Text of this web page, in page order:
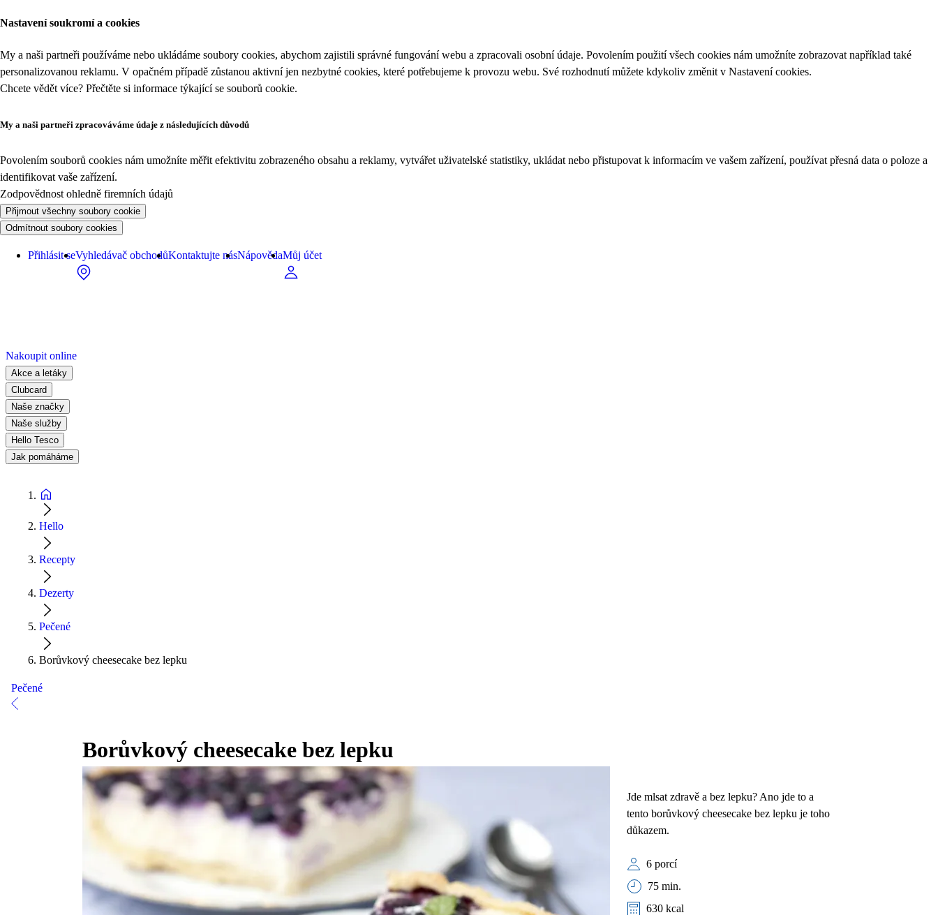
Nastavení soukromí a cookies
My a naši partneři používáme nebo ukládáme soubory cookies, abychom zajistili správné fungování webu a zpracovali osobní údaje. Povolením použití všech cookies nám umožníte zobrazovat například také
personalizovanou reklamu. V opačném případě zůstanou aktivní jen nezbytné cookies, které potřebujeme k provozu webu. Své rozhodnutí můžete kdykoliv změnit v Nastavení cookies.
Chcete vědět více? Přečtěte si informace týkající se souborů cookie.
My a naši partneři zpracováváme údaje z následujících důvodů
Povolením souborů cookies nám umožníte měřit efektivitu zobrazeného obsahu a reklamy, vytvářet uživatelské statistiky, ukládat nebo přistupovat k informacím ve vašem zařízení, používat přesná data o poloze a
identifikovat vaše zařízení.
Zodpovědnost ohledně firemních údajů
Přijmout všechny soubory cookie
Odmítnout soubory cookies
Přihlásit seVyhledávač obchodůKontaktujte násNápovědaMůj účet
Nakoupit online
Akce a letáky
Clubcard
Naše značky
Naše služby
Hello Tesco
Jak pomáháme
Hello
Recepty
Dezerty
Pečené
Borůvkový cheesecake bez lepku
Pečené
Borůvkový cheesecake bez lepku
Jde mlsat zdravě a bez lepku? Ano jde to a
tento borůvkový cheesecake bez lepku je toho
důkazem.
6 porcí
75 min.
630 kcal